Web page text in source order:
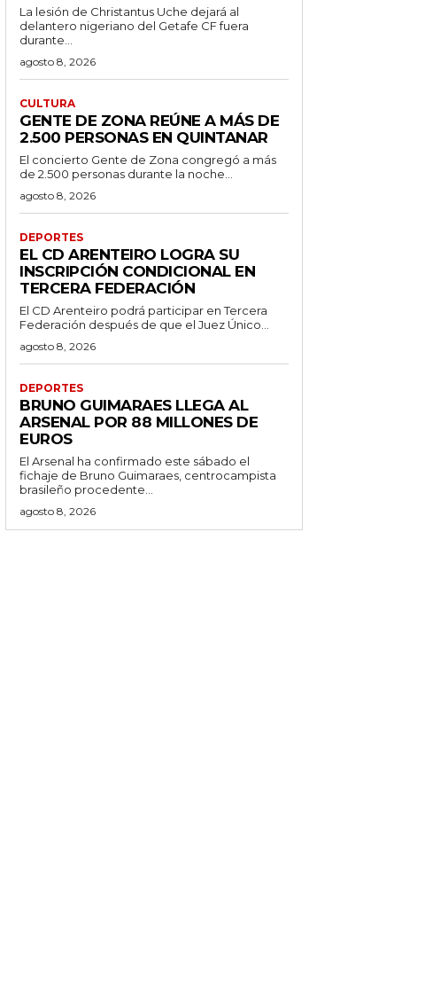
La lesión de Christantus Uche dejará al
delantero nigeriano del Getafe CF fuera
durante...
agosto 8, 2026
CULTURA
GENTE DE ZONA REÚNE A MÁS DE
2.500 PERSONAS EN QUINTANAR
El concierto Gente de Zona congregó a más
de 2.500 personas durante la noche...
agosto 8, 2026
DEPORTES
EL CD ARENTEIRO LOGRA SU
INSCRIPCIÓN CONDICIONAL EN
TERCERA FEDERACIÓN
El CD Arenteiro podrá participar en Tercera
Federación después de que el Juez Único...
agosto 8, 2026
DEPORTES
BRUNO GUIMARAES LLEGA AL
ARSENAL POR 88 MILLONES DE
EUROS
El Arsenal ha confirmado este sábado el
fichaje de Bruno Guimaraes, centrocampista
brasileño procedente...
agosto 8, 2026